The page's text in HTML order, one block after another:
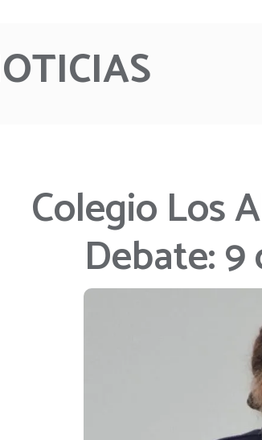
Colegio Los
Debate: